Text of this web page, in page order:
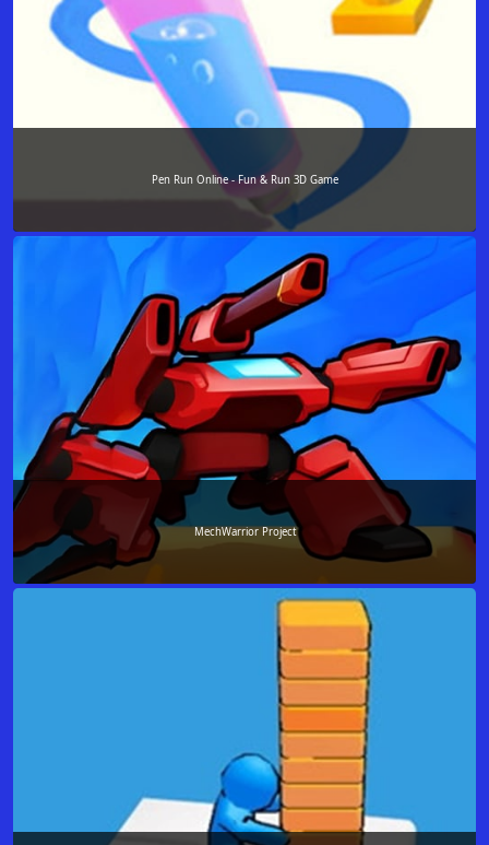
Pen Run Online - Fun & Run 3D Game
MechWarrior Project